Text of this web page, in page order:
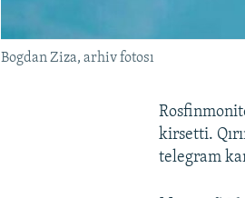
Bogdan Ziza, arhiv fotosı
kirsetti.
telegram